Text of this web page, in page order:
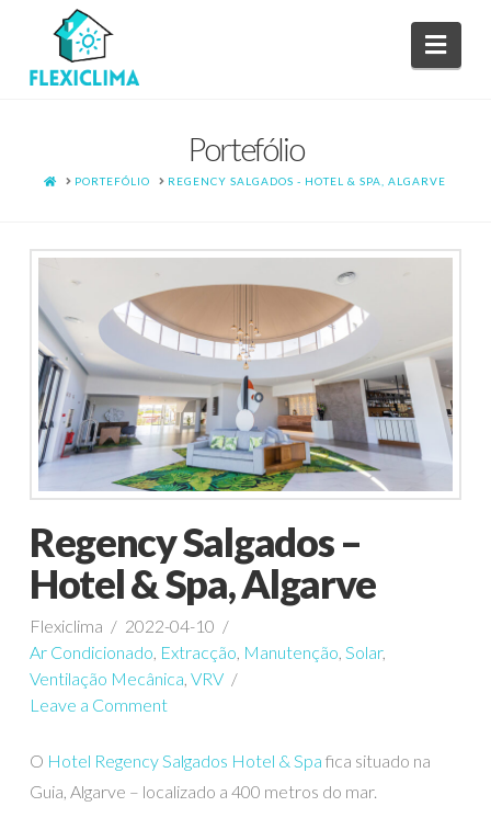
Portefólio
HOMEPORTEFÓLIO REGENCY SALGADOS - HOTEL & SPA, ALGARVE
Regency Salgados –
Hotel & Spa, Algarve
Flexiclima
2022-04-10
Ar Condicionado, Extracção, Manutenção, Solar,
Ventilação Mecânica, VRV
Leave a Comment
O Hotel Regency Salgados Hotel & Spa fica situado na
Guia, Algarve – localizado a 400 metros do mar.